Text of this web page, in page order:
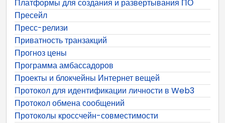
Платформы для создания и развертывания ПО
Пресейл
Пресс-релизи
Приватность транзакций
Прогноз цены
Программа амбассадоров
Проекты и блокчейны Интернет вещей
Протокол для идентификации личности в Web3
Протокол обмена сообщений
Протоколы кроссчейн-совместимости